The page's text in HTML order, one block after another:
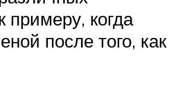
примеру, когда
после того, как